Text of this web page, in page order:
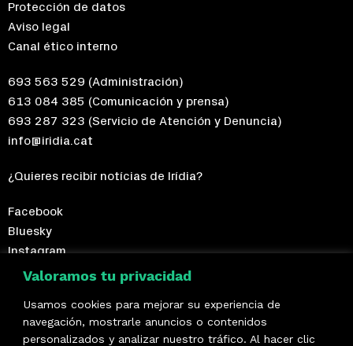
Valoramos tu privacidad
Usamos cookies para mejorar su experiencia de
navegación, mostrarle anuncios o contenidos
personalizados y analizar nuestro tráfico. Al hacer clic
Protección de datos
Aviso legal
Canal ético interno
693 563 529 (Administración)
613 084 385 (Comunicación y prensa)
693 287 323 (Servicio de Atención y Denuncia)
info@iridia.cat
¿Quieres recibir notícias de Irídia?
Facebook
Bluesky
Instagram
Telegram
¡Hazte socio/a!